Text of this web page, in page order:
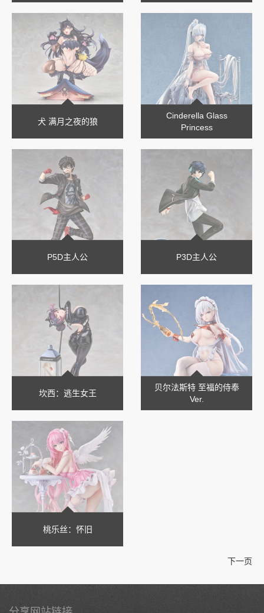
犬 满月之夜的狼
Cinderella Glass
Princess
P5D主人公 P3D主人公
坎西：逃生女王
贝尔法斯特 至福的侍奉
Ver.
桃乐丝：怀旧
下一页